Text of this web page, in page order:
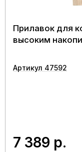
Прилавок для
высоким
Артикул 47592
7 389 р.